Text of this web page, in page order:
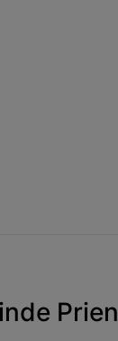
Prien